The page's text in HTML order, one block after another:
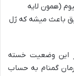
(همون لایه
باعث میشه که ژل
این وضعیت خسته
گمنام به حساب